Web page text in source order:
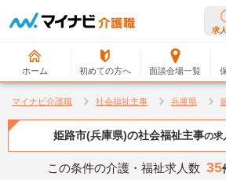
求
ホーム 初めての方へ 面談会場一覧
マイナビ介護職 社会福祉主事 兵庫県
姫路市(兵庫県)の社会福祉主事の求
この条件の介護・福祉求人数 35